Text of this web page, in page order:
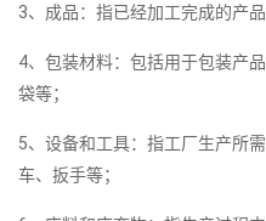
3、成品：指已经加工完成的产
4、包装材料：包括用于包装产
袋等；
5、设备和工具：指工厂生产所
车、扳手等；